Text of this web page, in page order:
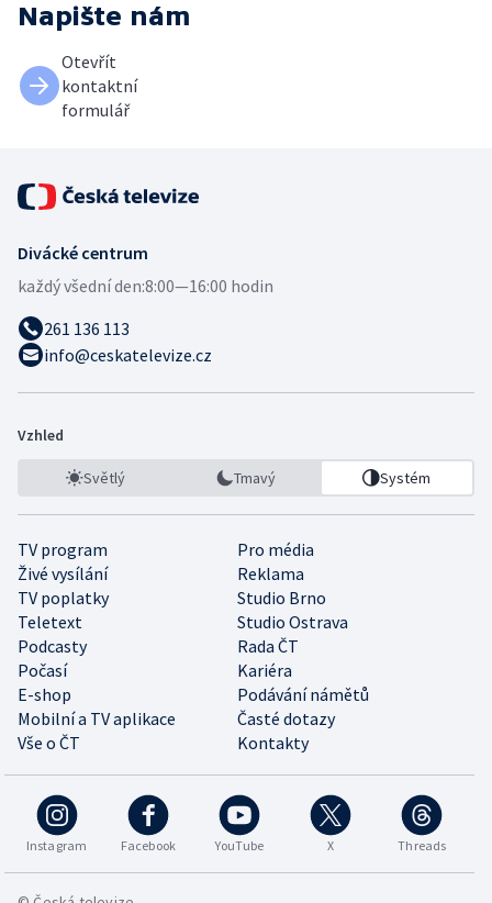
Napište nám
Otevřít
kontaktní
formulář
Divácké centrum
každý všední den:8:00—16:00 hodin
261 136 113
info@ceskatelevize.cz
Vzhled
Světlý Tmavý Systém
TV program
Pro média
Živé vysílání
Reklama
TV poplatky
Studio Brno
Teletext
Studio Ostrava
Podcasty
Rada ČT
Počasí
Kariéra
E-shop
Podávání námětů
Mobilní a TV aplikace
Časté dotazy
Vše o ČT
Kontakty
Instagram Facebook YouTube X Threads